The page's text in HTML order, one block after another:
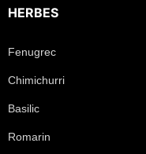
HERBES
Fenugrec
Chimichurri
Basilic
Romarin